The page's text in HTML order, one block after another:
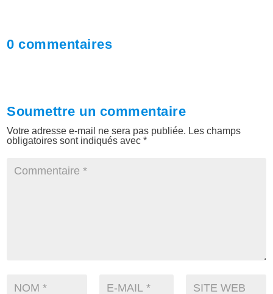
0 commentaires
Soumettre un commentaire
Votre adresse e-mail ne sera pas publiée. Les champs
obligatoires sont indiqués avec*